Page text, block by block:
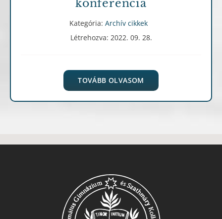
konferencia
Kategória: Archív cikkek
Létrehozva: 2022. 09. 28.
TOVÁBB OLVASOM